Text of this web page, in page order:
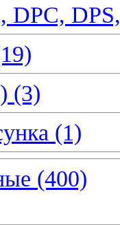
(3)
(1)
(400)